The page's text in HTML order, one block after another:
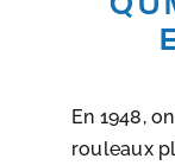
En 1948,
rouleaux